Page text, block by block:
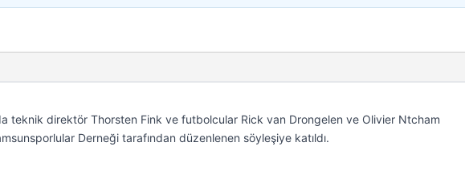
teknik direktör Thorsten Fink ve futbolcular Rick van Drongelen ve Olivier Ntcham
Derneği tarafından düzenlenen söyleşiye katıldı.